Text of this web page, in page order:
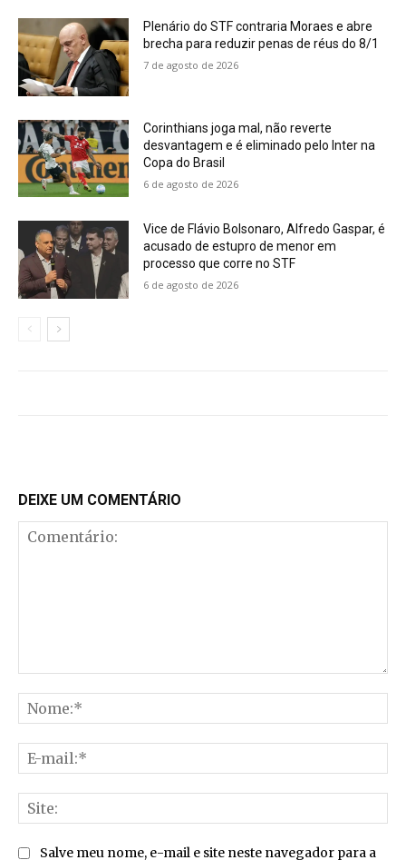
Plenário do STF contraria Moraes e abre
brecha para reduzir penas de réus do 8/1
7 de agosto de 2026
Corinthians joga mal, não reverte
desvantagem e é eliminado pelo Inter na
Copa do Brasil
6 de agosto de 2026
Vice de Flávio Bolsonaro, Alfredo Gaspar, é
acusado de estupro de menor em
processo que corre no STF
6 de agosto de 2026
DEIXE UM COMENTÁRIO
Salve meu nome, e-mail e site neste navegador para a